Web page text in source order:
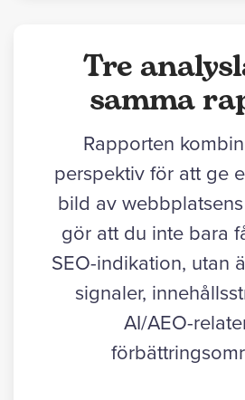
Tre
samma
Rapporten
perspektiv för att ge
bild av
gör att du inte bara
SEO-indikation, utan
signaler,
AI/AEO-